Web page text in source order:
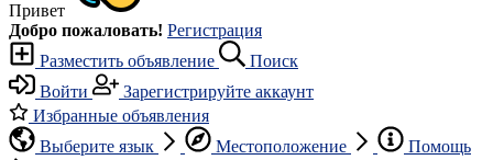
Привет
Добро пожаловать! Регистрация
Разместить объявление
Поиск
Войти
Зарегистрируйте аккаунт
Избранные объявления
Выберите язык
Местоположение Помощь